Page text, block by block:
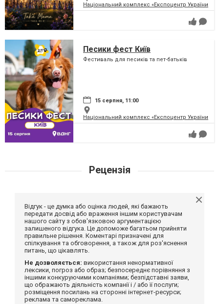
Національний комплекс «Експоцентр України»
Песики фест Київ
Фестиваль для песиків та пет-батьків
15 серпня, 11:00
Національний комплекс «Експоцентр України»
Рецензія
Відгук - це думка або оцінка людей, які бажають
передати досвід або враження іншим користувачам
нашого сайту з обов'язковою аргументацією
залишеного відгука. Це допоможе багатьом прийняти
правильне рішення. Коментарі призначені для
спілкування та обговорення, а також для роз'яснення
питань, що цікавлять.
Не дозволяється: використання ненормативної
лексики, погроз або образ; безпосереднє порівняння з
іншими конкуруючими компаніями; безпідставні заяви,
що ображають діяльність компанії і / або її послуги;
розміщення посилань на сторонні інтернет-ресурси;
реклама та самореклама.